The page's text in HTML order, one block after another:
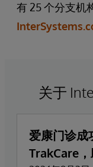
有 25 个分支机
关于
爱康门诊
TrakCare